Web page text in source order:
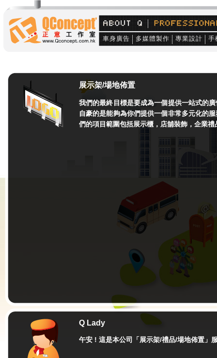
車身廣告 多媒體製作 專業設計 手
展示架/場地佈置
我們的最終目標是要成為一個提供一站式的
自豪的是能夠為你們提供一個非常多元化的
們的項目範圍包括展示櫃，店舖裝飾，企業
Q Lady
午安 ! 這是本公司「展示架/禮品/場地佈置」